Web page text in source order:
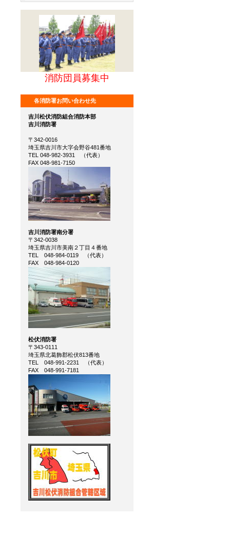
消防団員募集中
各消防署お問い合わせ先
吉川松伏消防組合消防本部
吉川消防署
〒342-0016
埼玉県吉川市大字会野谷481番地
TEL 048‐982‐3931 （代表）
FAX 048-981-7150
吉川消防署南分署
〒342-0038
埼玉県吉川市美南２丁目４番地
TEL 048‐984‐0119 （代表）
FAX 048‐984‐0120
松伏消防署
〒343‐0111
埼玉県北葛飾郡松伏813番地
TEL 048‐991‐2231 （代表）
FAX 048‐991‐7181